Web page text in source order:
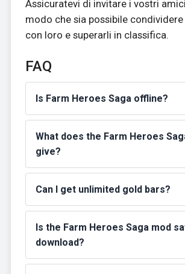
Assicuratevi di invitare i vostri
modo che sia possibile condividere
con loro e superarli in classifica.
FAQ
Is Farm Heroes Saga offline?
What does the Farm Heroes
give?
Can I get unlimited gold bars?
Is the Farm Heroes Saga mod
download?